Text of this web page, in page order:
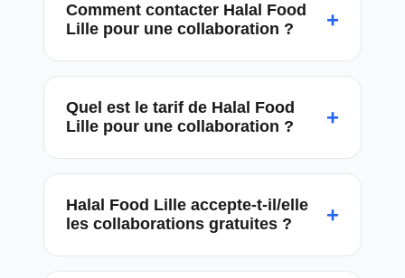
Comment contacter Halal Food
Lille pour une collaboration ?
+
Quel est le tarif de Halal Food
Lille pour une collaboration ?
+
Halal Food Lille accepte-t-il/elle
les collaborations gratuites ?
+